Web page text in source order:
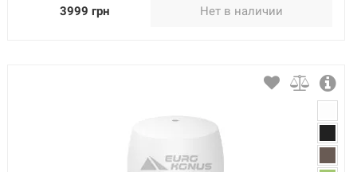
3999 грн Нет в наличии